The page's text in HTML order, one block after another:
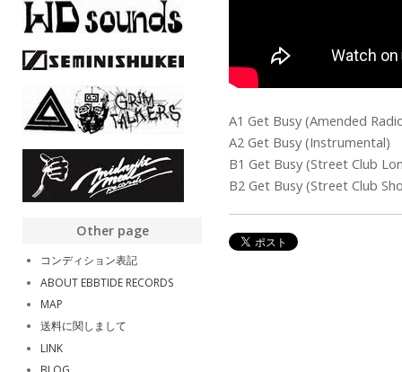
A1 Get Busy (Amended
A2 Get Busy (Instrumental)
B1 Get Busy (Street Club
B2 Get Busy (Street Club
Other page
コンディション表記
ABOUT EBBTIDE RECORDS
MAP
送料に関しまして
LINK